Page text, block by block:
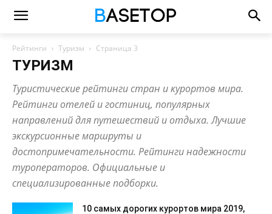
Рейтинги Туризм Страница 3
ТУРИЗМ
Туристические рейтинги стран и курортов мира.
Рейтинги отелей и гостиниц, популярных
направлений для путешествий и отдыха. Лучшие
экскурсионные маршруты и
достопримечательности. Рейтинги надежности
туроператоров. Официальные и
специализированные подборки.
10 самых дорогих курортов мира 2019,